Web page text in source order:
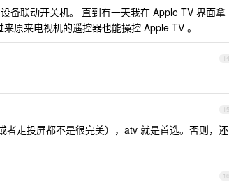
备联动开关机。 直到有一天我在 Apple TV 界面拿
原来电视机的遥控器也能操控 Apple TV 。
14
15
走投屏都不是很完美），atv 就是首选。否则，还
16